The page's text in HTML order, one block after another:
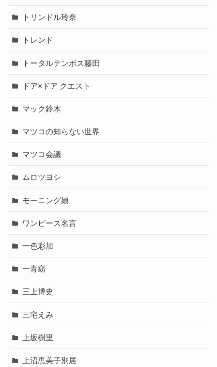
トリンドル玲奈
トレンド
トータルテンボス藤田
ドア×ドア クエスト
マック鈴木
マツコの知らない世界
マツコ会議
ムロツヨシ
モーニング娘
ワンピース名言
一色彩加
一青窈
三上博史
三宅えみ
上坂樹里
上沼恵美子別居